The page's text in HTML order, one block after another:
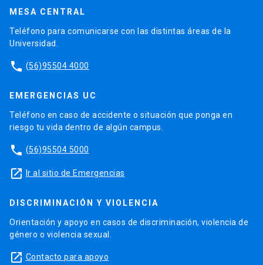
MESA CENTRAL
Teléfono para comunicarse con las distintas áreas de la
Universidad.
phone (56)95504 4000
EMERGENCIAS UC
Teléfono en caso de accidente o situación que ponga en
riesgo tu vida dentro de algún campus.
phone (56)95504 5000
launch Ir al sitio de Emergencias
DISCRIMINACIÓN Y VIOLENCIA
Orientación y apoyo en casos de discriminación, violencia de
género o violencia sexual.
launch Contacto para apoyo